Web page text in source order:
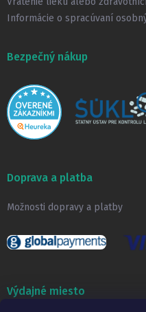
Informácie o spracúvaní
Bezpečný nákup
Doprava a platba
Možnosti dopravy a platby
Výdajné miesto